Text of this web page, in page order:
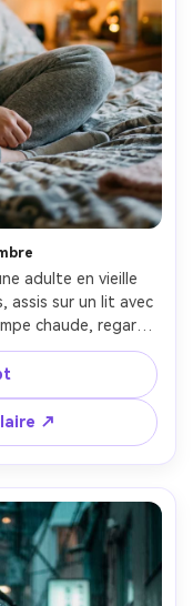
adulte en vieille
assis sur un lit avec
chaude, regard
EOS R6 50mm
délicat, ultra
--ar 4:5
↗
IA
%
→